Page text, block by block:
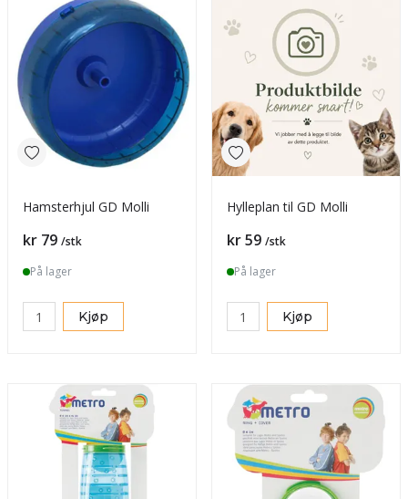
Hamsterhjul GD Molli
Pris
kr 79 /stk
På lager
Kjøp
Hylleplan til GD Molli
Pris
kr 59 /stk
På lager
Kjøp